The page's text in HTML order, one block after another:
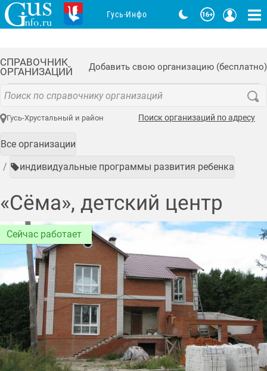
СПРАВОЧНИК
ОРГАНИЗАЦИЙ
Добавить свою организацию (бесплатно)
Гусь-Хрустальный и район Поиск организаций по адресу
Все организации
индивидуальные программы развития ребенка
«Сёма», детский центр
Сейчас работает
Гусь-Инфо